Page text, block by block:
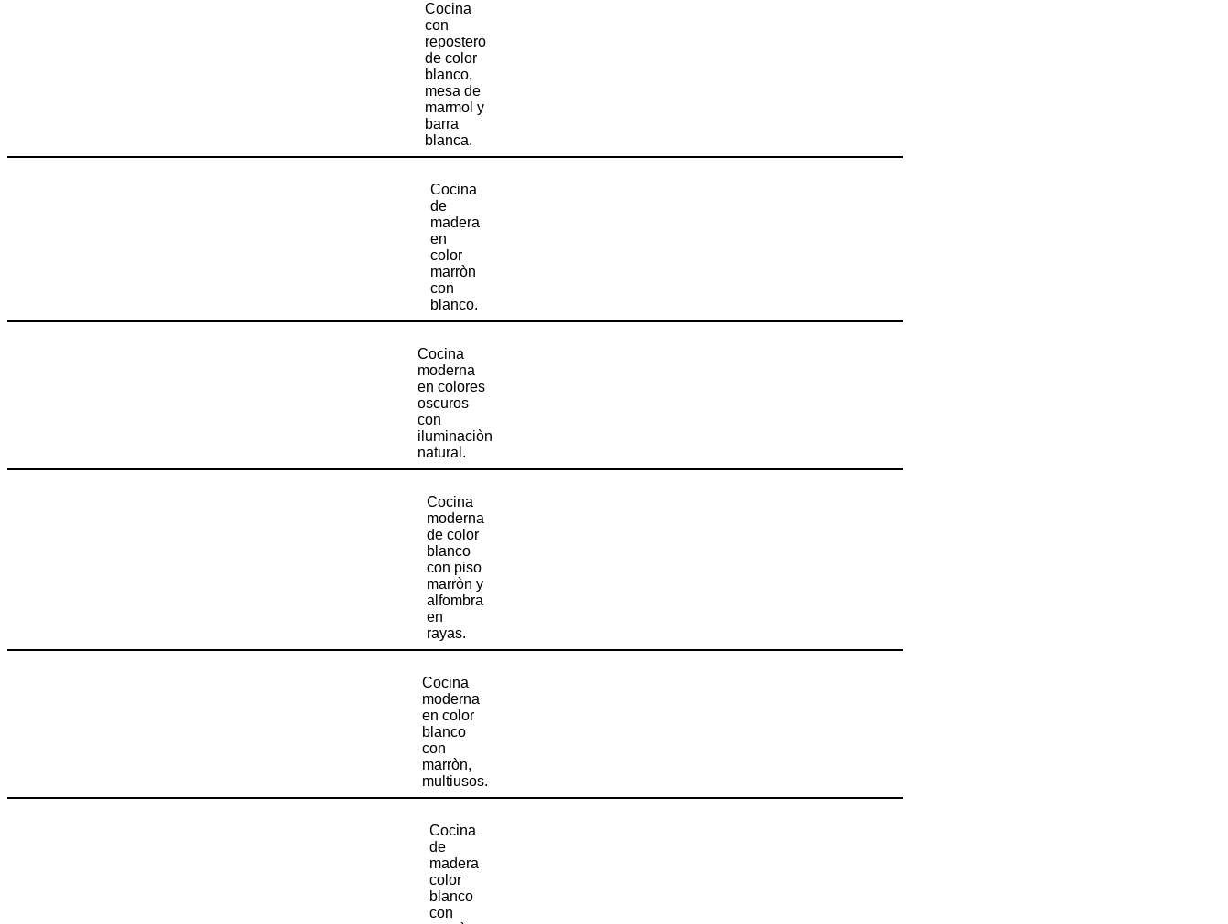
Cocina
con
repostero
de color
blanco,
mesa de
marmol y
barra
blanca.
Cocina
de
madera
en
color
marròn
con
blanco.
Cocina
moderna
en colores
oscuros
con
iluminaciòn
natural.
Cocina
moderna
de color
blanco
con piso
marròn y
alfombra
en
rayas.
Cocina
moderna
en color
blanco
con
marròn,
multiusos.
Cocina
de
madera
color
blanco
con